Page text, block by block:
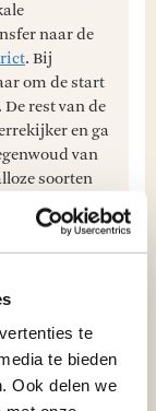
te
te bieden
Ook delen we
naar de
. Bij
om de start
rest van de
en ga
van
soorten